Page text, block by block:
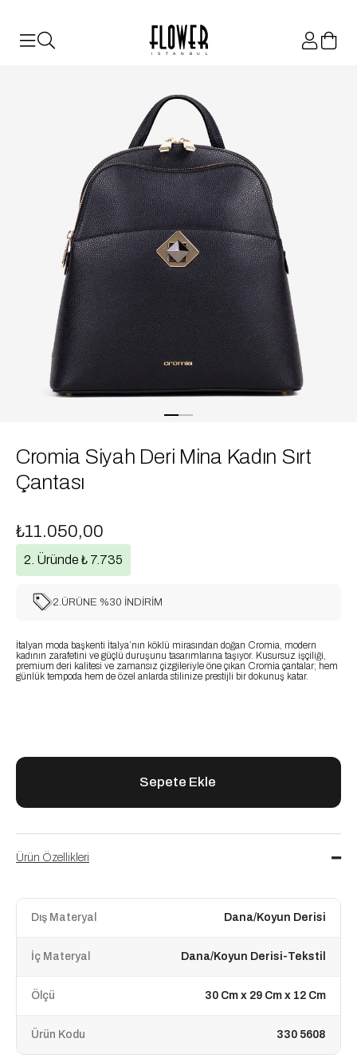
ISTANBUL
Cromia Siyah Deri Mina Kadın Sırt
Çantası
₺11.050,00
2.ÜRÜNE %30 İNDİRİM
2. Üründe ₺ 7.735
İtalyan moda başkenti İtalya’nın köklü mirasından doğan Cromia, modern
kadının zarafetini ve güçlü duruşunu tasarımlarına taşıyor. Kusursuz işçiliği,
premium deri kalitesi ve zamansız çizgileriyle öne çıkan Cromia çantalar; hem
günlük tempoda hem de özel anlarda stilinize prestijli bir dokunuş katar.
Ürün Özellikleri
Dış Materyal Dana/Koyun Derisi
İç Materyal Dana/Koyun Derisi-Tekstil
Ölçü 30 Cm x 29 Cm x 12 Cm
Ürün Kodu 330 5608